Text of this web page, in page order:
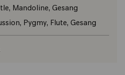
Mandoline, Gesang
Pygmy, Flute, Gesang